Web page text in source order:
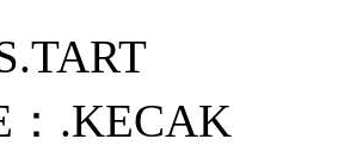
：.KECAK